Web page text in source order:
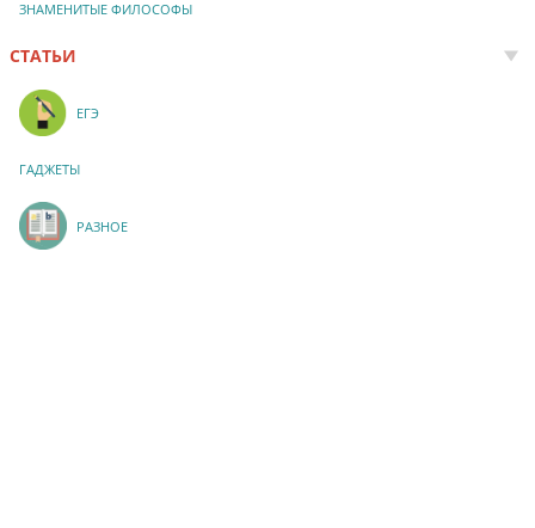
ЗНАМЕНИТЫЕ ФИЛОСОФЫ
СТАТЬИ
ЕГЭ
ГАДЖЕТЫ
РАЗНОЕ